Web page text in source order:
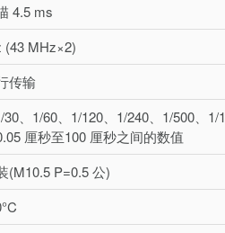
4.5 ms
(43 MHz×2)
传输
30、1/60、1/120、1/240、1/500、
厘秒至100 厘秒之间的数值
(M10.5 P=0.5 公)